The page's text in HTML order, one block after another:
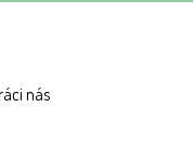
nás